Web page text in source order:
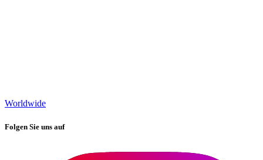
Worldwide
Folgen Sie uns auf